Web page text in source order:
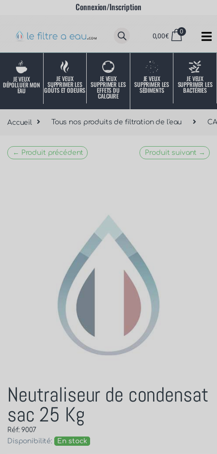
Connexion/Inscription
0,00€
0
JE VEUX
DÉPOLLUER MON
EAU
JE VEUX
SUPPRIMER LES
GOÛTS ET ODEURS
JE VEUX
SUPPRIMER LES
EFFETS DU
CALCAIRE
JE VEUX
SUPPRIMER LES
SÉDIMENTS
JE VEUX
SUPPRIMER LES
BACTÉRIES
Accueil Tous nos produits de filtration de l'eau
← Produit précédent Produit suivant →
Neutraliseur de condensat
sac 25 Kg
Réf: 9007
Disponibilité:
En stock